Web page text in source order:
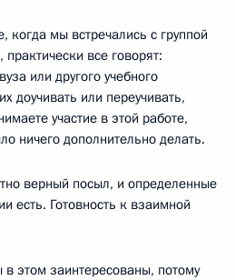
когда мы встречались с группой
все говорят:
или другого учебного
доучивать или переучивать,
участие в этой работе,
ничего дополнительно делать.
верный посыл, и определенные
есть. Готовность к взаимной
в этом заинтересованы, потому